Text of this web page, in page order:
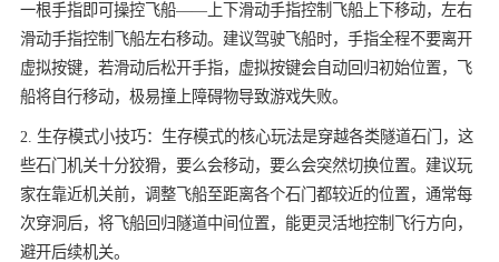
一根手指即可操控飞船——上下滑动手指控制飞船上下移动，左右
滑动手指控制飞船左右移动。建议驾驶飞船时，手指全程不要离开
虚拟按键，若滑动后松开手指，虚拟按键会自动回归初始位置，飞
船将自行移动，极易撞上障碍物导致游戏失败。
2. 生存模式小技巧：生存模式的核心玩法是穿越各类隧道石门，这
些石门机关十分狡猾，要么会移动，要么会突然切换位置。建议玩
家在靠近机关前，调整飞船至距离各个石门都较近的位置，通常每
次穿洞后，将飞船回归隧道中间位置，能更灵活地控制飞行方向，
避开后续机关。